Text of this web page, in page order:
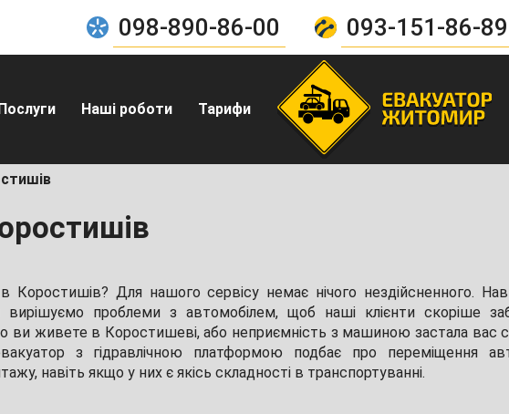
098-890-86-00 093-151-86-89
Наші роботи Тарифи
Коростишів? Для нашого сервісу немає нічого нездійсненного.
вирішуємо проблеми з автомобілем, щоб наші клієнти скоріше
ви живете в Коростишеві, або неприємність з машиною застала вас
з гідравлічною платформою подбає про переміщення
навіть якщо у них є якісь складності в транспортуванні.